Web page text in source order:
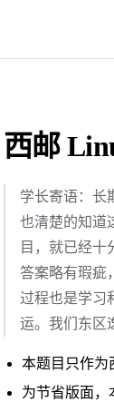
西邮
学长寄语：长
也清楚的知道
目，就已经十
答案略有瑕疵
过程也是学习
运。我们东区
本题目只作为
为节省版面，